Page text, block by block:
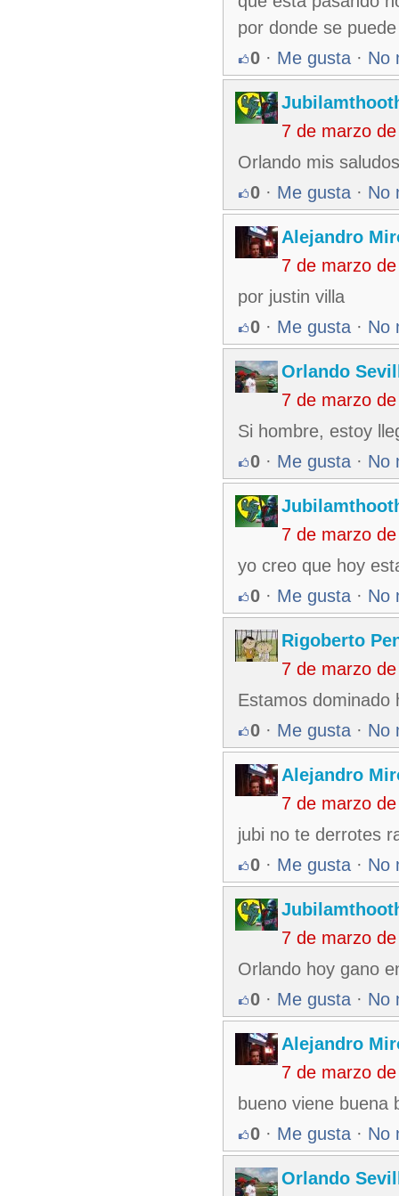
por donde se
0 · Me gusta · No
7 de marzo
Orlando mis
0 · Me gusta · No
Alejandro
7 de marzo
por justin villa
0 · Me gusta · No
Orlando
7 de marzo
Si hombre, estoy
0 · Me gusta · No
7 de marzo
yo creo que hoy
0 · Me gusta · No
Rigoberto
7 de marzo
Estamos dominado
0 · Me gusta · No
Alejandro
7 de marzo
jubi no te derrotes
0 · Me gusta · No
7 de marzo
Orlando hoy gano
0 · Me gusta · No
Alejandro
7 de marzo
bueno viene buena
0 · Me gusta · No
Orlando